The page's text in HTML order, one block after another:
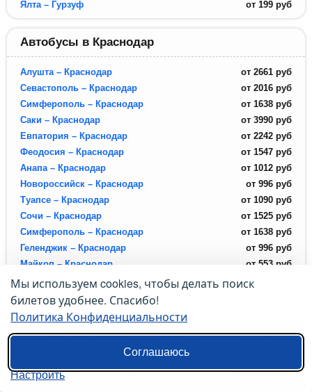
Ялта – Гурзуф
от 199 руб
Автобусы в Краснодар
Алушта – Краснодар от 2661 руб
Севастополь – Краснодар
от 2016 руб
Симферополь – Краснодар
от 1638 руб
Саки – Краснодар
от 3990 руб
Евпатория – Краснодар
от 2242 руб
Феодосия – Краснодар
от 1547 руб
Анапа – Краснодар
от 1012 руб
Новороссийск – Краснодар
от 996 руб
Туапсе – Краснодар
от 1090 руб
Сочи – Краснодар
от 1525 руб
Симферополь – Краснодар
от 1638 руб
Геленджик – Краснодар
от 996 руб
Майкоп – Краснодар
от 553 руб
Как заказать билет на автобус
Ялта → Краснодар
Мы используем cookies, чтобы делать поиск
билетов удобнее. Спасибо!
Политика Конфиденциальности
Соглашаюсь
Настроить